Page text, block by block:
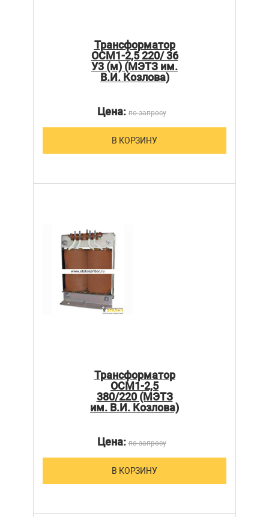
Трансформатор
ОСМ1-2,5 220/ 36
У3 (м) (МЭТЗ им.
В.И. Козлова)
Цена:по запросу
В КОРЗИНУ
Трансформатор
ОСМ1-2,5
380/220 (МЭТЗ
им. В.И. Козлова)
Цена:по запросу
В КОРЗИНУ